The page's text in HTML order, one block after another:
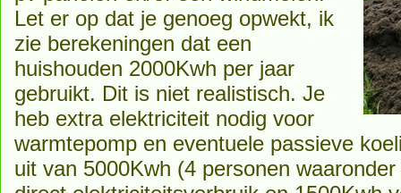
Let er op dat je genoeg opwekt, ik
zie berekeningen dat een
huishouden 2000Kwh per jaar
gebruikt. Dit is niet realistisch. Je
heb extra elektriciteit nodig voor
warmtepomp en eventuele passieve
uit van 5000Kwh (4 personen